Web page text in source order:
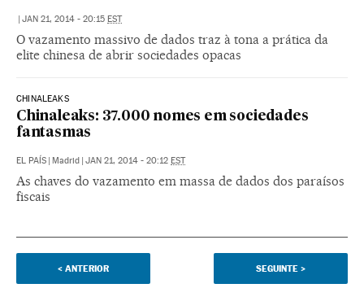
JAN 21, 2014 - 20:15 EST
O vazamento massivo de dados traz à tona a prática da
elite chinesa de abrir sociedades opacas
CHINALEAKS
Chinaleaks: 37.000 nomes em sociedades
fantasmas
EL PAÍS Madrid JAN 21, 2014 - 20:12 EST
As chaves do vazamento em massa de dados dos paraísos
fiscais
< ANTERIOR SEGUINTE >